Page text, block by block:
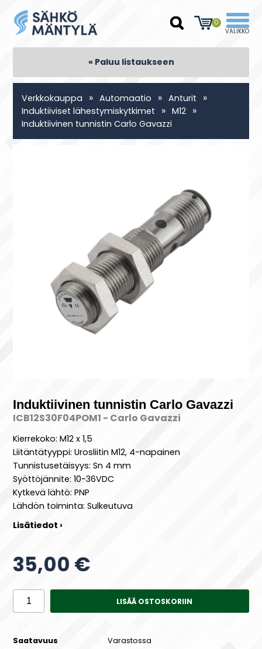
0
« Paluu listaukseen
Verkkokauppa » Automaatio » Anturit »
Induktiiviset lähestymiskytkimet » M12 »
Induktiivinen tunnistin Carlo Gavazzi
Induktiivinen tunnistin Carlo Gavazzi
ICB12S30F04POM1 - Carlo Gavazzi
Kierrekoko: M12 x 1,5
Liitäntätyyppi: Urosliitin M12, 4-napainen
Tunnistusetäisyys: Sn 4 mm
Syöttöjännite: 10-36VDC
Kytkevä lähtö: PNP
Lähdön toiminta: Sulkeutuva
Lisätiedot ›
35,00 €
LISÄÄ OSTOSKORIIN
Saatavuus Varastossa